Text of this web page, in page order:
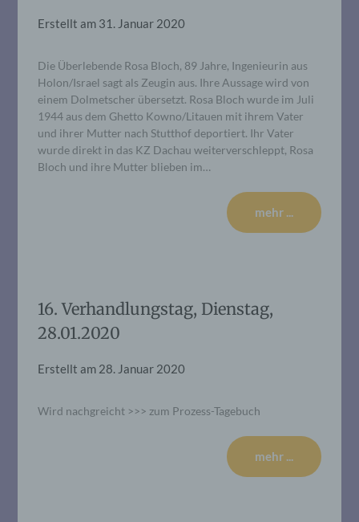
Erstellt am 31. Januar 2020
Die Überlebende Rosa Bloch, 89 Jahre, Ingenieurin aus
Holon/Israel sagt als Zeugin aus. Ihre Aussage wird von
einem Dolmetscher übersetzt. Rosa Bloch wurde im Juli
1944 aus dem Ghetto Kowno/Litauen mit ihrem Vater
und ihrer Mutter nach Stutthof deportiert. Ihr Vater
wurde direkt in das KZ Dachau weiterverschleppt, Rosa
Bloch und ihre Mutter blieben im…
mehr ...
16. Verhandlungstag, Dienstag,
28.01.2020
Erstellt am 28. Januar 2020
Wird nachgreicht >>> zum Prozess-Tagebuch
mehr ...